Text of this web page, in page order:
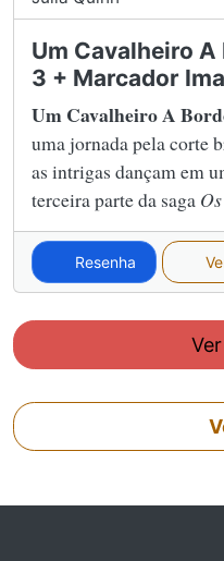
Um Cavalheiro A
3 + Marcador
Um Cavalheiro A
uma jornada pela corte
as intrigas dançam em
terceira parte da saga
Resenha